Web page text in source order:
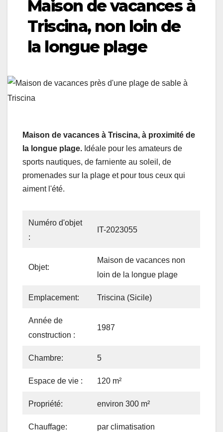
Maison de vacances à
Triscina, non loin de
la longue plage
Maison de vacances à Triscina, à proximité de
la longue plage. Idéale pour les amateurs de
sports nautiques, de farniente au soleil, de
promenades sur la plage et pour tous ceux qui
aiment l'été.
Numéro d'objet
:
IT-2023055
Objet:
Maison de vacances non
loin de la longue plage
Emplacement: Triscina (Sicile)
Année de
construction :
1987
Chambre: 5
Espace de vie : 120 m²
Propriété: environ 300 m²
Chauffage: par climatisation